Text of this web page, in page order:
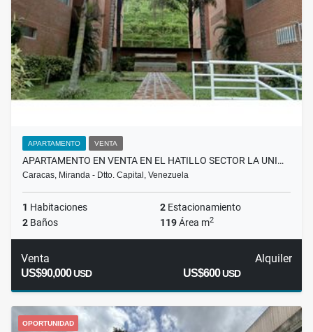
APARTAMENTO VENTA
APARTAMENTO EN VENTA EN EL HATILLO SECTOR LA UNI…
Caracas, Miranda - Dtto. Capital, Venezuela
1 Habitaciones 2 Estacionamiento
2 Baños 119Área m2
Venta
US$90,000USD
Alquiler
US$600USD
OPORTUNIDAD